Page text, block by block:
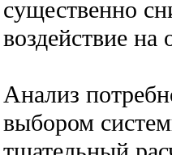
существенно
воздействие
Анализ
выбором